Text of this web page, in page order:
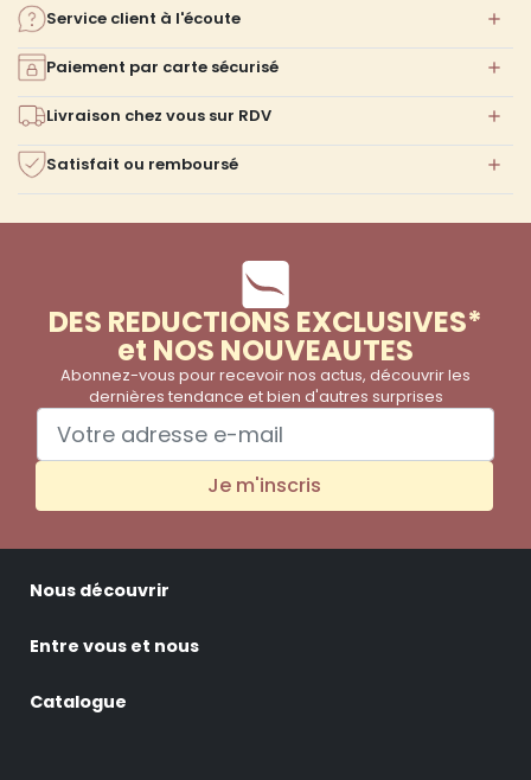
Service client à l'écoute
Paiement par carte sécurisé
Livraison chez vous sur RDV
Satisfait ou remboursé
DES REDUCTIONS EXCLUSIVES*
et NOS NOUVEAUTES
Abonnez-vous pour recevoir nos actus, découvrir les
dernières tendance et bien d'autres surprises
Je m'inscris
Nous découvrir
Entre vous et nous
Catalogue